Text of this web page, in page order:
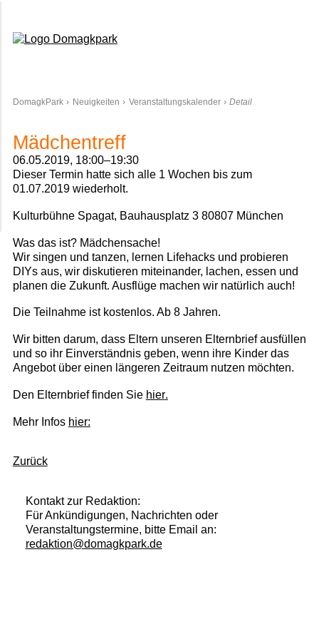
DomagkPark Neuigkeiten Veranstaltungskalender Detail
Mädchen­treff
06.05.2019, 18:00–19:30
Dieser Termin hatte sich alle 1 Wochen bis zum
01.07.2019 wiederholt.
Kulturbühne Spagat, Bauhausplatz 3 80807 München
Was das ist? Mädchensache!
Wir singen und tanzen, lernen Lifehacks und probieren
DIYs aus, wir diskutieren miteinander, lachen, essen und
planen die Zukunft. Ausflüge machen wir natürlich auch!
Die Teilnahme ist kostenlos. Ab 8 Jahren.
Wir bitten darum, dass Eltern unseren Elternbrief ausfüllen
und so ihr Einverständnis geben, wenn ihre Kinder das
Angebot über einen längeren Zeitraum nutzen möchten.
Den Elternbrief finden Sie hier.
Mehr Infos hier:
Zurück
Kontakt zur Redaktion:
Für Ankündigungen, Nachrichten oder
Veranstaltungstermine, bitte Email an:
redaktion@domagkpark.de